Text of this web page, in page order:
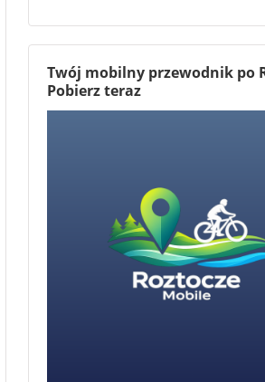
Twój mobilny przewodnik po
Pobierz teraz